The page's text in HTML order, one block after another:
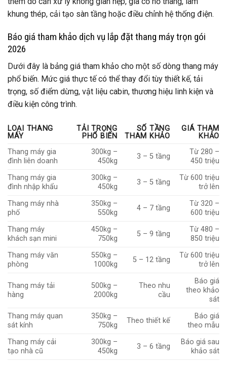
khung thép, cải tạo sàn tầng hoặc điều chỉnh hệ thống điện.
Báo giá tham khảo dịch vụ lắp đặt thang máy trọn gói
2026
Dưới đây là bảng giá tham khảo cho một số dòng thang máy
phổ biến. Mức giá thực tế có thể thay đổi tùy thiết kế, tải
trọng, số điểm dừng, vật liệu cabin, thương hiệu linh kiện và
điều kiện công trình.
LOẠI THANG
MÁY
TẢI TRỌNG
PHỔ BIẾN
SỐ TẦNG
THAM KHẢO
GIÁ THAM
KHẢO
Thang máy gia
đình liên doanh
300kg –
450kg
3 – 5 tầng
Từ 280 –
450 triệu
Thang máy gia
đình nhập khẩu
300kg –
450kg
3 – 5 tầng
Từ 600 triệu
trở lên
Thang máy nhà
phố
350kg –
550kg
4 – 7 tầng
Từ 320 –
600 triệu
Thang máy
khách sạn mini
450kg –
750kg
5 – 9 tầng
Từ 480 –
850 triệu
Thang máy văn
phòng
550kg –
1000kg
5 – 12 tầng
Từ 600 triệu
trở lên
Thang máy tải
hàng
500kg –
2000kg
Theo nhu
cầu
Báo giá
theo khảo
sát
Thang máy quan
sát kính
350kg –
750kg
Theo thiết kế
Báo giá
theo mẫu
Thang máy cải
tạo nhà cũ
300kg –
450kg
3 – 6 tầng
Báo giá sau
khảo sát